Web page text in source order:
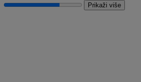
Prikaži više